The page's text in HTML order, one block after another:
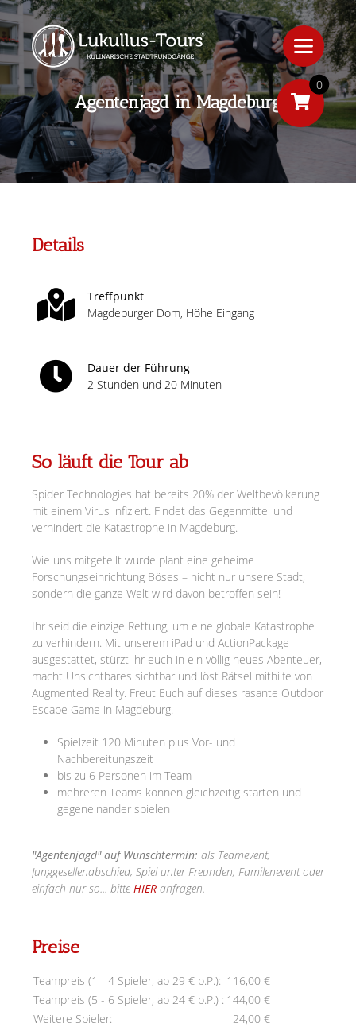
Agentenjagd in Magdeburg
Details
Treffpunkt
Magdeburger Dom, Höhe Eingang
Dauer der Führung
2 Stunden und 20 Minuten
So läuft die Tour ab
Spider Technologies hat bereits 20% der Weltbevölkerung
mit einem Virus infiziert. Findet das Gegenmittel und
verhindert die Katastrophe in Magdeburg.
Wie uns mitgeteilt wurde plant eine geheime
Forschungseinrichtung Böses – nicht nur unsere Stadt,
sondern die ganze Welt wird davon betroffen sein!
Ihr seid die einzige Rettung, um eine globale Katastrophe
zu verhindern. Mit unserem iPad und ActionPackage
ausgestattet, stürzt ihr euch in ein völlig neues Abenteuer,
macht Unsichtbares sichtbar und löst Rätsel mithilfe von
Augmented Reality. Freut Euch auf dieses rasante Outdoor
Escape Game in Magdeburg.
Spielzeit 120 Minuten plus Vor- und
Nachbereitungszeit
bis zu 6 Personen im Team
mehreren Teams können gleichzeitig starten und
gegeneinander spielen
"Agentenjagd" auf Wunschtermin: als Teamevent,
Junggesellenabschied, Spiel unter Freunden, Familenevent oder
einfach nur so... bitte HIER anfragen.
Preise
Teampreis (1 - 4 Spieler, ab 29 € p.P.): 116,00 €
Teampreis (5 - 6 Spieler, ab 24 € p.P.) : 144,00 €
Weitere Spieler:
24,00 €
0